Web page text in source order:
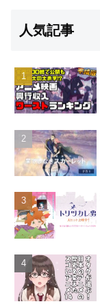
人気記事